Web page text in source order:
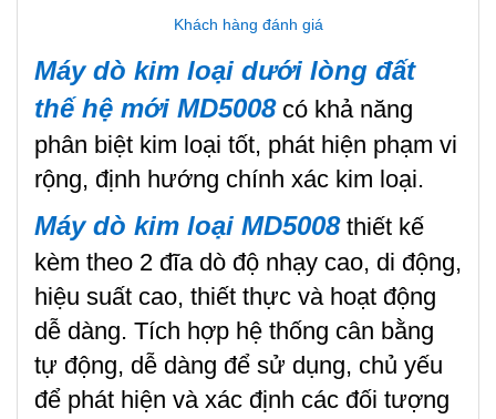
Khách hàng đánh giá
Máy dò kim loại dưới lòng đất
thế hệ mới MD5008có khả năng
phân biệt kim loại tốt, phát hiện phạm vi
rộng, định hướng chính xác kim loại.
Máy dò kim loại MD5008thiết kế
kèm theo 2 đĩa dò độ nhạy cao, di động,
hiệu suất cao, thiết thực và hoạt động
dễ dàng. Tích hợp hệ thống cân bằng
tự động, dễ dàng để sử dụng, chủ yếu
để phát hiện và xác định các đối tượng